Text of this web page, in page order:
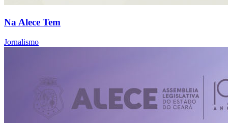
Na Alece Tem
Jornalismo